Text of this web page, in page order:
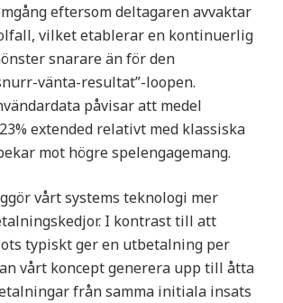
eftersom deltagaren avvaktar
vilket etablerar en kontinuerlig
snarare än för den
vänta-resultat”-loopen.
påvisar att medel
extended relativt med klassiska
mot högre spelengagemang.
vårt systems teknologi mer
I kontrast till att
typiskt ger en utbetalning per
vårt koncept generera upp till åtta
från samma initiala insats